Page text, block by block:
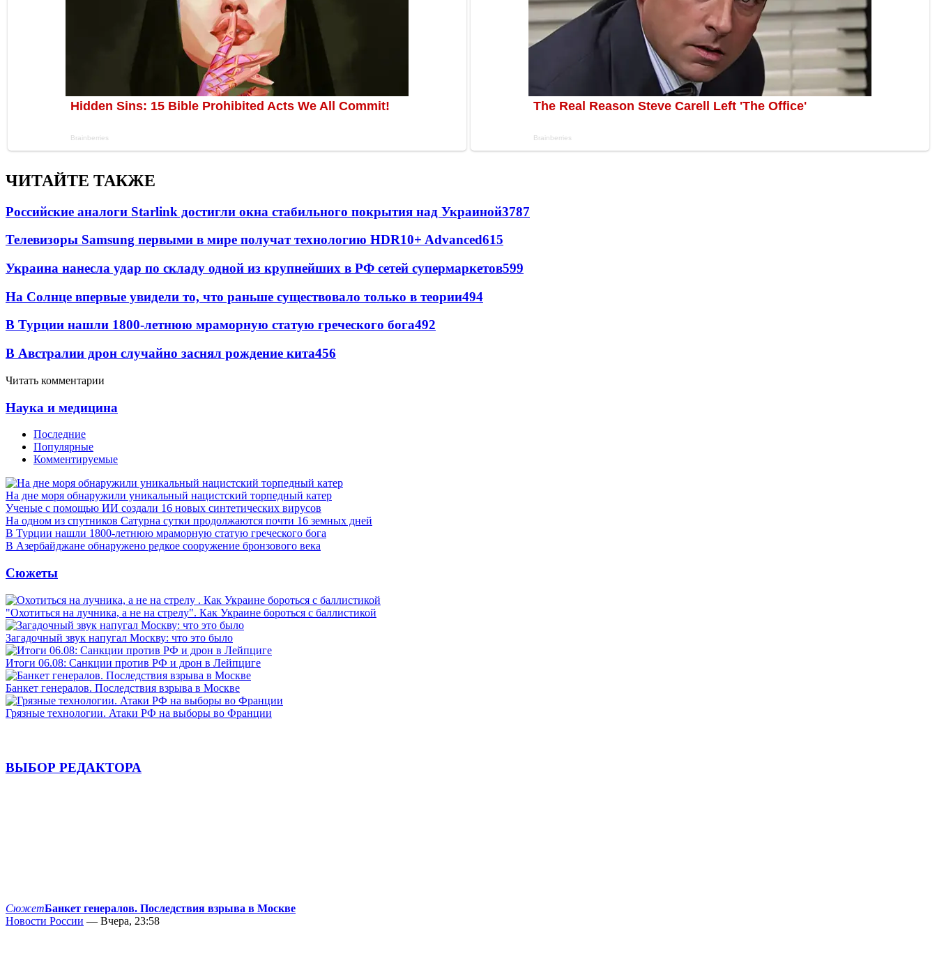
ЧИТАЙТЕ ТАКЖЕ
Российские аналоги Starlink достигли окна стабильного покрытия над Украиной3787
Телевизоры Samsung первыми в мире получат технологию HDR10+ Advanced615
Украина нанесла удар по складу одной из крупнейших в РФ сетей супермаркетов599
На Солнце впервые увидели то, что раньше существовало только в теории494
В Турции нашли 1800-летнюю мраморную статую греческого бога492
В Австралии дрон случайно заснял рождение кита456
Читать комментарии
Наука и медицина
Последние
Популярные
Комментируемые
На дне моря обнаружили уникальный нацистский торпедный катер
Ученые с помощью ИИ создали 16 новых синтетических вирусов
На одном из спутников Сатурна сутки продолжаются почти 16 земных дней
В Турции нашли 1800-летнюю мраморную статую греческого бога
В Азербайджане обнаружено редкое сооружение бронзового века
Сюжеты
"Охотиться на лучника, а не на стрелу". Как Украине бороться с баллистикой
Загадочный звук напугал Москву: что это было
Итоги 06.08: Санкции против РФ и дрон в Лейпциге
Банкет генералов. Последствия взрыва в Москве
Грязные технологии. Атаки РФ на выборы во Франции
ВЫБОР РЕДАКТОРА
СюжетБанкет генералов. Последствия взрыва в Москве
Новости России — Вчера, 23:58